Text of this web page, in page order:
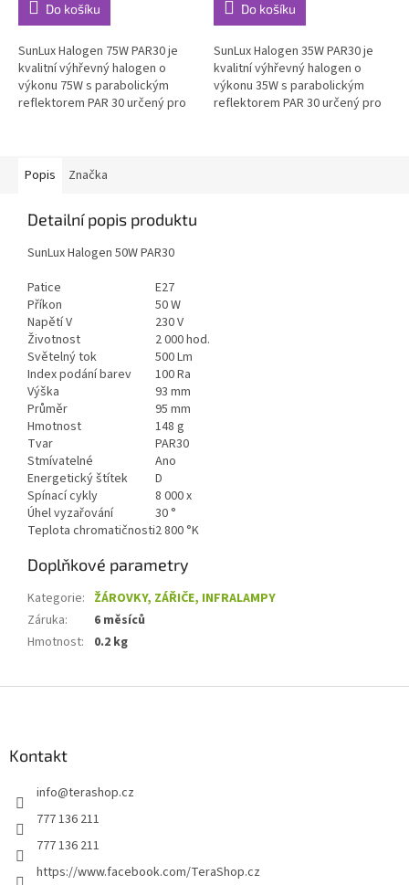
Do košíku
SunLux Halogen 75W PAR30 je
kvalitní výhřevný halogen o
výkonu 75W s parabolickým
reflektorem PAR 30 určený pro
Do košíku
SunLux Halogen 35W PAR30 je
kvalitní výhřevný halogen o
výkonu 35W s parabolickým
reflektorem PAR 30 určený pro
Popis Značka
Detailní popis produktu
SunLux Halogen 50W PAR30
Patice
E27
Příkon
50 W
Napětí V
230 V
Životnost
2 000 hod.
Světelný tok
500 Lm
Index podání barev
100 Ra
Výška
93 mm
Průměr
95 mm
Hmotnost
148 g
Tvar
PAR30
Stmívatelné
Ano
Energetický štítek
D
Spínací cykly
8 000 x
Úhel vyzařování
30 °
Teplota chromatičnosti2 800 °K
Doplňkové parametry
Kategorie: ŽÁROVKY, ZÁŘIČE, INFRALAMPY
Záruka:
6 měsíců
Hmotnost: 0.2 kg
Kontakt
info@terashop.cz
777 136 211
777 136 211
https://www.facebook.com/TeraShop.cz